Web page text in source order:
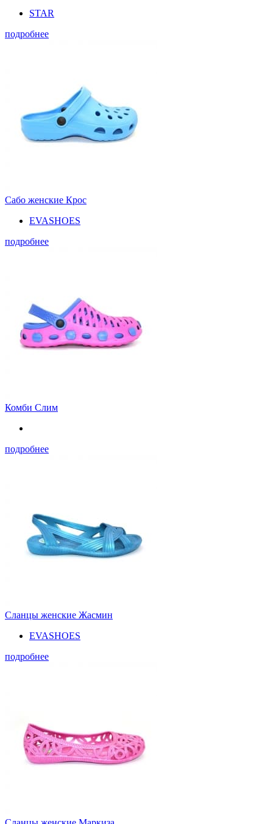
STAR
подробнее
Сабо женские Крос
EVASHOES
подробнее
Комби Слим
подробнее
Сланцы женские Жасмин
EVASHOES
подробнее